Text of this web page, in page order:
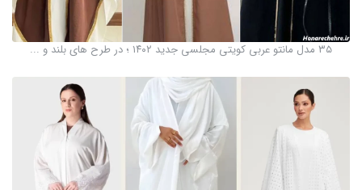
۳۵ مدل مانتو عربی کویتی مجلسی جدید ۱۴۰۲ ؛ در طرح های بلند و ...